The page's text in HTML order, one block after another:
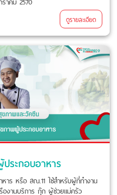
ดูรายละเอียด
ระกอบอาหาร
าร หรือ สณ.11 ใช้สำหรับผู้ที่ทำงาน
งานบริการ กุ๊ก ผู้ช่วยแม่ครัว